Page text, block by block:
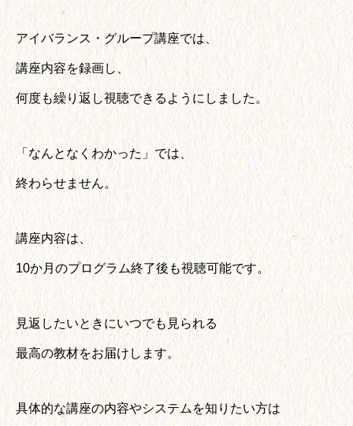
アイバランス・グループ講座では、
講座内容を録画し、
何度も繰り返し視聴できるようにしました。
「なんとなくわかった」では、
終わらせません。
講座内容は、
10か月のプログラム終了後も視聴可能です。
見返したいときにいつでも見られる
最高の教材をお届けします。
具体的な講座の内容やシステムを知りたい方は